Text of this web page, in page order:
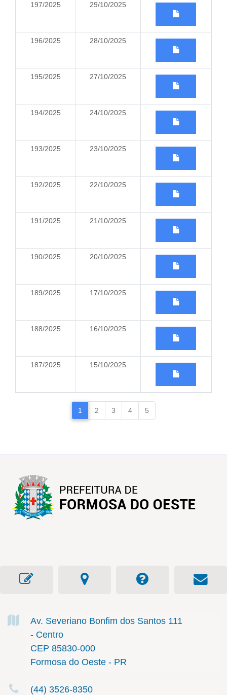
197/2025 29/10/2025
196/2025 28/10/2025
195/2025 27/10/2025
194/2025 24/10/2025
193/2025 23/10/2025
192/2025 22/10/2025
191/2025 21/10/2025
190/2025 20/10/2025
189/2025 17/10/2025
188/2025 16/10/2025
187/2025 15/10/2025
1 2 3 4 5
Av. Severiano Bonfim dos Santos 111
- Centro
CEP 85830-000
Formosa do Oeste - PR
(44) 3526-8350